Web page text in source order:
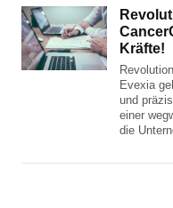
Kräfte!
Evexia
und
einer
die